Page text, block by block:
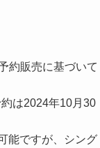
約販売に基づいて
は2024年10月30
能ですが、シング